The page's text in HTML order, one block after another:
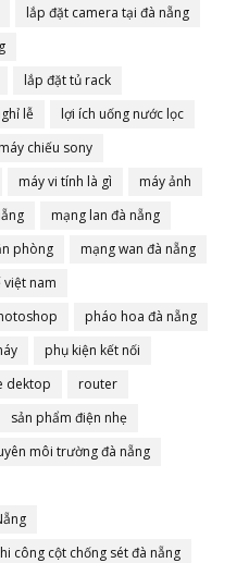
lắp đặt camera tại đà nẵng
lắp đặt tủ rack
lễ
lợi ích uống nước lọc
máy chiếu sony
máy vi tính là gì
máy ảnh
mạng lan đà nẵng
phòng
mạng wan đà nẵng
việt nam
pháo hoa đà nẵng
phụ kiện kết nối
dektop
router
sản phẩm điện nhẹ
môi trường đà nẵng
công cột chống sét đà nẵng